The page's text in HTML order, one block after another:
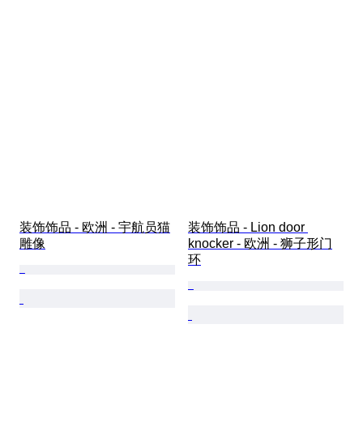
装饰饰品 - 欧洲 - 宇航员猫
雕像
装饰饰品 - Lion door
knocker - 欧洲 - 狮子形门
环